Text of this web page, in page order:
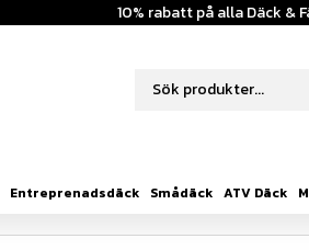
10% rabatt på alla Däck &
Entreprenadsdäck Smådäck ATV Däck